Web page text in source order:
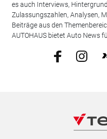
es auch Interviews,
Zulassungszahlen, Analysen,
Beiträge aus den
AUTOHAUS bietet Auto News